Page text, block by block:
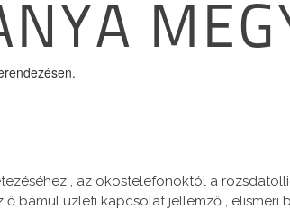
, az okostelefonoktól a
bámul üzleti kapcsolat jellemző , elismeri